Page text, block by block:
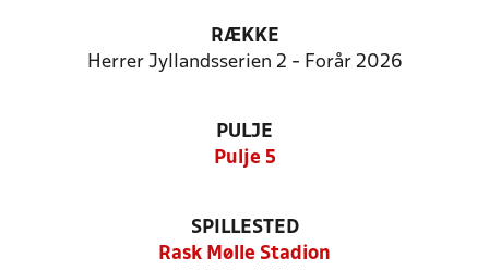
RÆKKE
Herrer Jyllandsserien 2 - Forår 2026
PULJE
Pulje 5
SPILLESTED
Rask Mølle Stadion